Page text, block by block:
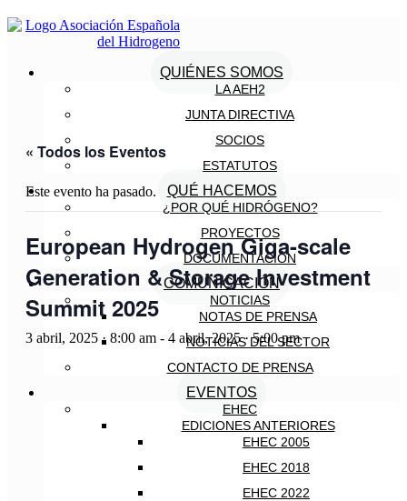
QUIÉNES SOMOS
LA AEH2
JUNTA DIRECTIVA
SOCIOS
ESTATUTOS
QUÉ HACEMOS
¿POR QUÉ HIDRÓGENO?
PROYECTOS
DOCUMENTACIÓN
COMUNICACIÓN
NOTICIAS
NOTAS DE PRENSA
NOTICIAS DEL SECTOR
CONTACTO DE PRENSA
EVENTOS
EHEC
EDICIONES ANTERIORES
EHEC 2005
EHEC 2018
EHEC 2022
« Todos los Eventos
Este evento ha pasado.
European Hydrogen Giga-scale
Generation & Storage Investment
Summit 2025
3 abril, 2025 · 8:00 am - 4 abril, 2025 · 5:00 pm